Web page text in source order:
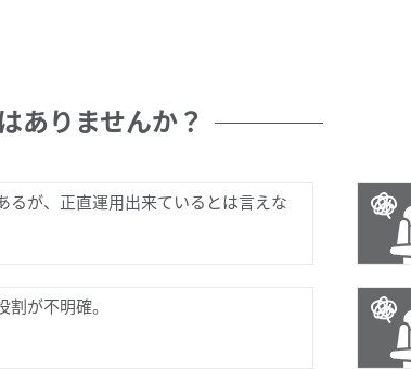
ありませんか？
るが、正直運用出来ているとは言えな
が不明確。